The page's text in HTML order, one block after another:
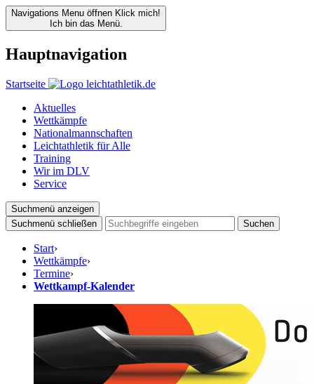
Navigations Menu öffnen Klick mich!
Ich bin das Menü.
Hauptnavigation
Startseite
Aktuelles
Wettkämpfe
Nationalmannschaften
Leichtathletik für Alle
Training
Wir im DLV
Service
Suchmenü anzeigen
Suchmenü schließen
Suchen
Start›
Wettkämpfe›
Termine›
Wettkampf-Kalender